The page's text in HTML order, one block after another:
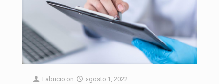
Fabricio on agosto 1, 2022